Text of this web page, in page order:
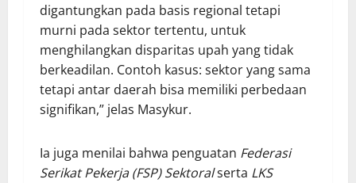
digantungkan pada basis regional tetapi
murni pada sektor tertentu, untuk
menghilangkan disparitas upah yang tidak
berkeadilan. Contoh kasus: sektor yang sama
tetapi antar daerah bisa memiliki perbedaan
signifikan,” jelas Masykur.
Ia juga menilai bahwa penguatan Federasi
Serikat Pekerja (FSP) Sektoralserta LKS